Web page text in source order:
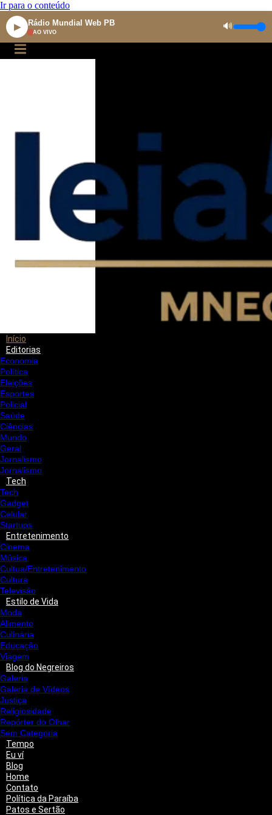
Ir para o conteúdo
▶ Rádio Mundial Web PB
AO VIVO
🔊
Início
Editorias
Economia
Política
Eleições
Esportes
Policial
Saúde
Ciências
Mundo
Geral
Jornalismo
Jornalismo
Tech
Tech
Gadget
Celular
Startups
Entretenimento
Cinema
Música
Cultua/Entretenimento
Cultura
Televisão
Estilo de Vida
Moda
Alimento
Culinária
Educação
Viagem
Blog do Negreiros
Galeria
Galeria de Vídeos
Justiça
Religiosidade
Repórter do Olhar
Sem Categoria
Tempo
Eu ví
Blog
Home
Contato
Política da Paraíba
Patos e Sertão